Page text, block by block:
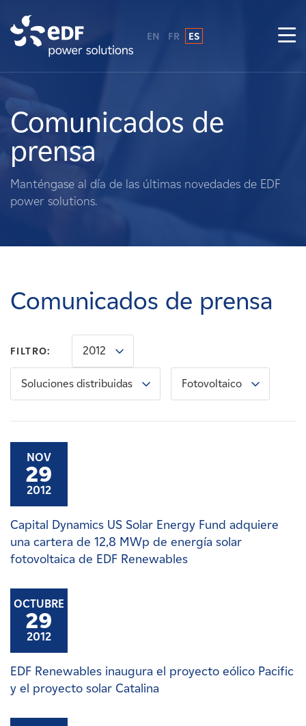
Sobre nosotros
Qué hacemos
Terratenientes
Carreras
Noticias
Contacte con
EN FR ES
Comunicados de
prensa
Manténgase al día de las últimas novedades de EDF
power solutions.
Comunicados de prensa
FILTRO: 2012
Soluciones distribuidas Fotovoltaico
NOV
29
2012
Capital Dynamics US Solar Energy Fund adquiere
una cartera de 12,8 MWp de energía solar
fotovoltaica de EDF Renewables
OCTUBRE
29
2012
EDF Renewables inaugura el proyecto eólico Pacific
y el proyecto solar Catalina